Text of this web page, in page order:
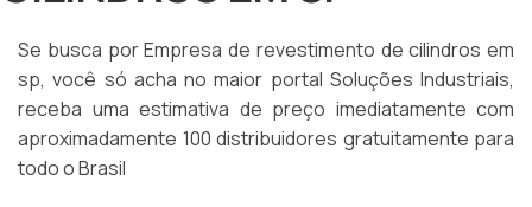
Se busca por Empresa de revestimento de cilindros em
sp, você só acha no maior portal Soluções Industriais,
receba uma estimativa de preço imediatamente com
aproximadamente 100 distribuidores gratuitamente para
todo o Brasil